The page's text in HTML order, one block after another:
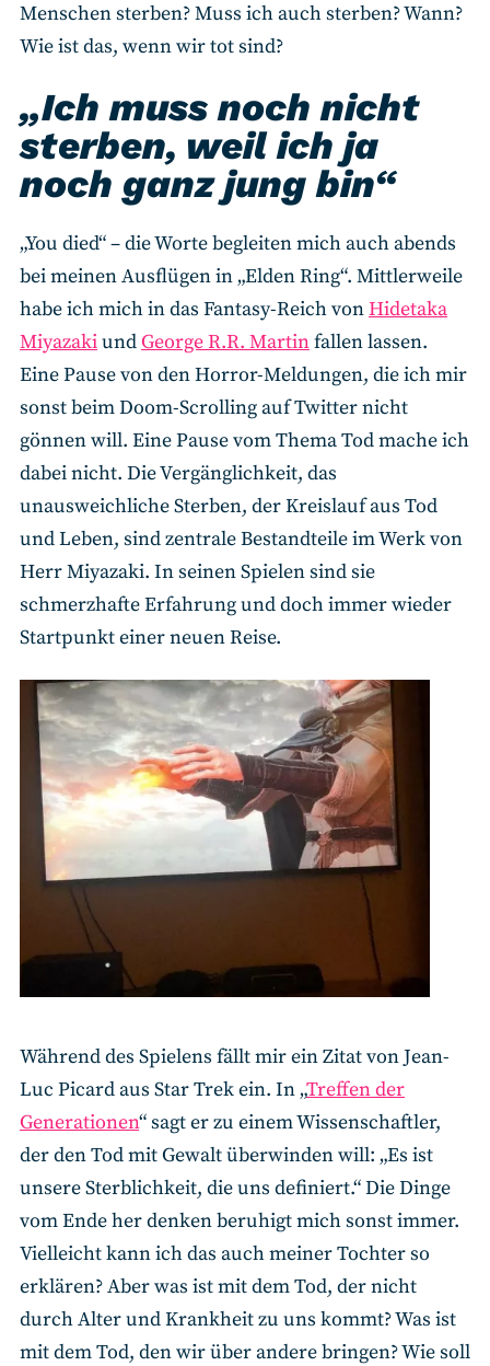
Menschen sterben? Muss ich auch sterben? Wann?
Wie ist das, wenn wir tot sind?
„Ich muss noch nicht
sterben, weil ich ja
noch ganz jung bin“
„You died“ – die Worte begleiten mich auch abends
bei meinen Ausflügen in „Elden Ring“. Mittlerweile
habe ich mich in das Fantasy-Reich vonHidetaka
Miyazakiund George R.R. Martinfallen lassen.
Eine Pause von den Horror-Meldungen, die ich mir
sonst beim Doom-Scrolling auf Twitter nicht
gönnen will. Eine Pause vom Thema Tod mache ich
dabei nicht. Die Vergänglichkeit, das
unausweichliche Sterben, der Kreislauf aus Tod
und Leben, sind zentrale Bestandteile im Werk von
Herr Miyazaki. In seinen Spielen sind sie
schmerzhafte Erfahrung und doch immer wieder
Startpunkt einer neuen Reise.
Während des Spielens fällt mir ein Zitat von Jean-
Luc Picard aus Star Trek ein. In „Treffen der
Generationen“ sagt er zu einem Wissenschaftler,
der den Tod mit Gewalt überwinden will: „Es ist
unsere Sterblichkeit, die uns definiert.“ Die Dinge
vom Ende her denken beruhigt mich sonst immer.
Vielleicht kann ich das auch meiner Tochter so
erklären? Aber was ist mit dem Tod, der nicht
durch Alter und Krankheit zu uns kommt? Was ist
mit dem Tod, den wir über andere bringen? Wie soll